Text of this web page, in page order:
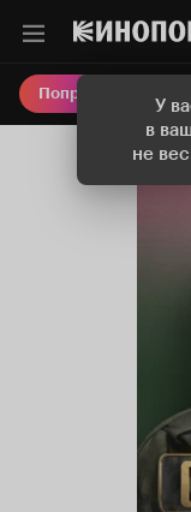
У
в
не
Попробовать Плюс